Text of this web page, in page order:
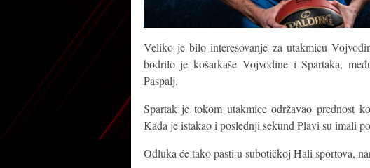
Veliko je bilo interesovanje za utakmicu
bodrilo je košarkaše Vojvodine i Spartaka,
Paspalj.
Spartak je tokom utakmice održavao prednost
Kada je istakao i poslednji sekund Plavi su imali
Odluka će tako pasti u subotičkoj Hali sportova,